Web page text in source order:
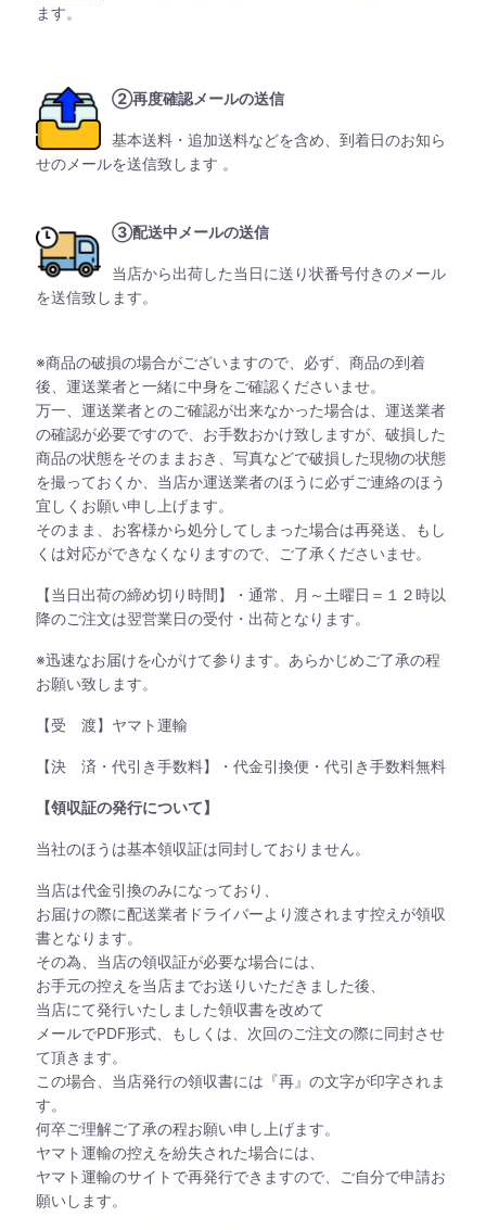
ます。
②再度確認メールの送信
基本送料・追加送料などを含め、到着日のお知ら
せのメールを送信致します 。
③配送中メールの送信
当店から出荷した当日に送り状番号付きのメール
を送信致します。
※商品の破損の場合がございますので、必ず、商品の到着
後、運送業者と一緒に中身をご確認くださいませ。
万一、運送業者とのご確認が出来なかった場合は、運送業者
の確認が必要ですので、お手数おかけ致しますが、破損した
商品の状態をそのままおき、写真などで破損した現物の状態
を撮っておくか、当店か運送業者のほうに必ずご連絡のほう
宜しくお願い申し上げます。
そのまま、お客様から処分してしまった場合は再発送、もし
くは対応ができなくなりますので、ご了承くださいませ。
【当日出荷の締め切り時間】・通常、月～土曜日＝１２時以
降のご注文は翌営業日の受付・出荷となります。
※迅速なお届けを心がけて参ります。あらかじめご了承の程
お願い致します。
【受 渡】ヤマト運輸
【決 済・代引き手数料】・代金引換便・代引き手数料無料
【領収証の発行について】
当社のほうは基本領収証は同封しておりません。
当店は代金引換のみになっており、
お届けの際に配送業者ドライバーより渡されます控えが領収
書となります。
その為、当店の領収証が必要な場合には、
お手元の控えを当店までお送りいただきました後、
当店にて発行いたしました領収書を改めて
メールでPDF形式、もしくは、次回のご注文の際に同封させ
て頂きます。
この場合、当店発行の領収書には『再』の文字が印字されま
す。
何卒ご理解ご了承の程お願い申し上げます。
ヤマト運輸の控えを紛失された場合には、
ヤマト運輸のサイトで再発行できますので、ご自分で申請お
願いします。